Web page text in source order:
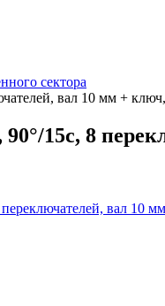
сектора
вал 10 мм +
15с, 8